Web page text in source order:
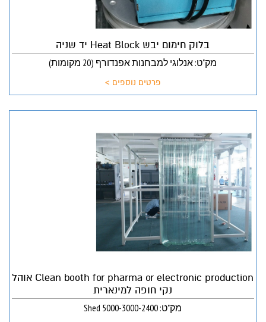
בלוק חימום יבש Heat Block יד שניה
מק"ט: אנלוגי למבחנות אפנדורף (20 מקומות)
פרטים נוספים >
Clean booth for pharma or electronic production אוהל
נקי חופה למינארית
מק"ט: Shed 5000-3000-2400